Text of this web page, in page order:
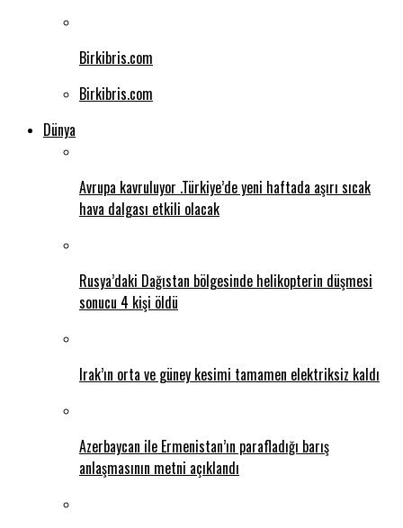
Birkibris.com
Birkibris.com
Dünya
Avrupa kavruluyor .Türkiye’de yeni haftada aşırı sıcak
hava dalgası etkili olacak
Rusya’daki Dağıstan bölgesinde helikopterin düşmesi
sonucu 4 kişi öldü
Irak’ın orta ve güney kesimi tamamen elektriksiz kaldı
Azerbaycan ile Ermenistan’ın parafladığı barış
anlaşmasının metni açıklandı